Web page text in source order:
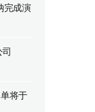
完成演
将于